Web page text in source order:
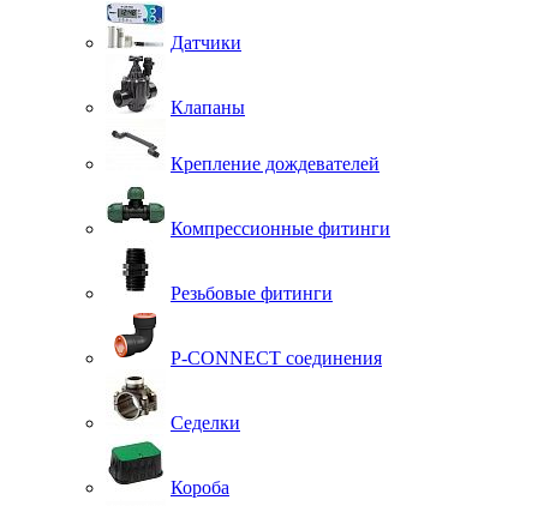
Датчики
Клапаны
Крепление дождевателей
Компрессионные фитинги
Резьбовые фитинги
P-CONNECT соединения
Седелки
Короба